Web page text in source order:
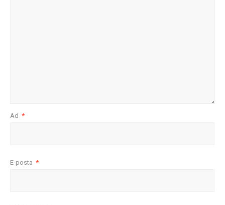
Ad *
E-posta *